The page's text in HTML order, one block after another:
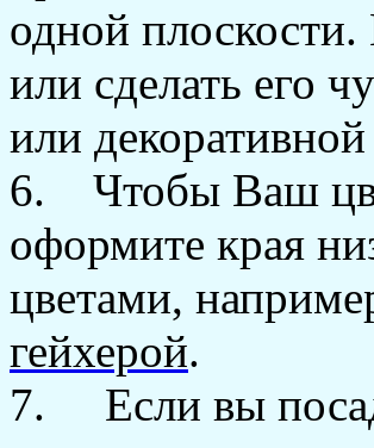
одной
или сделать его
или
6. Чтобы Ваш
оформите края
цветами,
гейхерой.
7. Если вы